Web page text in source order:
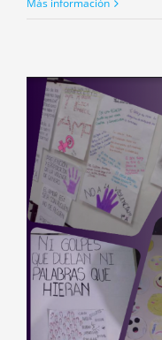
Más información